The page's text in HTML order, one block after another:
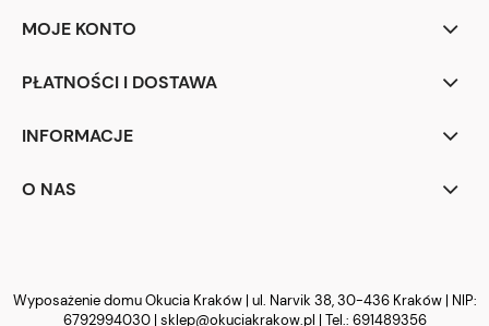
MOJE KONTO
PŁATNOŚCI I DOSTAWA
INFORMACJE
O NAS
Wyposażenie domu Okucia Kraków | ul. Narvik 38, 30-436 Kraków | NIP:
6792994030 | sklep@okuciakrakow.pl | Tel.: 691489356